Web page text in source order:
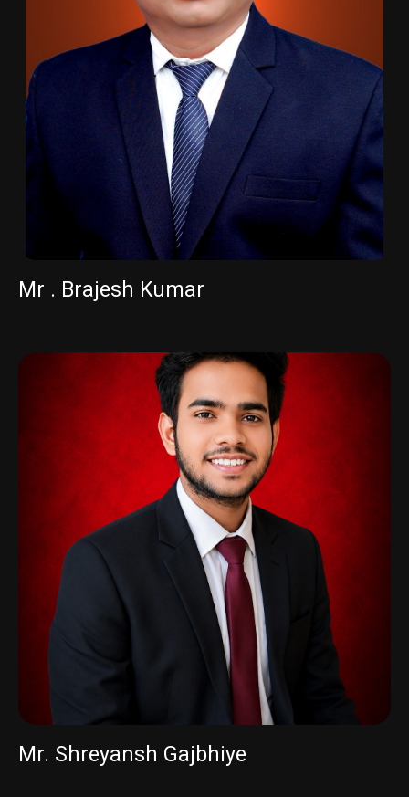
Mr . Brajesh Kumar
Mr. Shreyansh Gajbhiye